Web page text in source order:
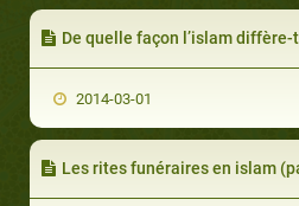
De quelle façon l’islam diffère-t-il des
2014-03-01
Les rites funéraires en islam (partie 3 de 3) :